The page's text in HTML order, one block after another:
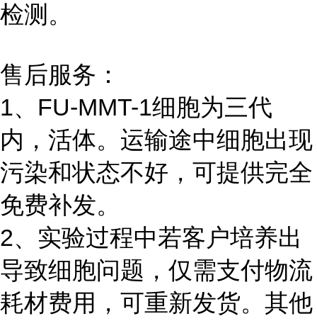
检测。
售后服务：
1、FU-MMT-1细胞为三代
内，活体。运输途中细胞出现
污染和状态不好，可提供完全
免费补发。
2、实验过程中若客户培养出
导致细胞问题，仅需支付物流
耗材费用，可重新发货。其他